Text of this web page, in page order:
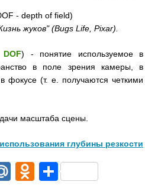
жуков" (Bugs Life, Pixar).
DOF) - понятие используемое в
в поле зрения камеры, в
фокусе (т. е. получаются четкими
масштаба сцены.
глубины резкости
Mail.RuOdnoklassniki
Отправить